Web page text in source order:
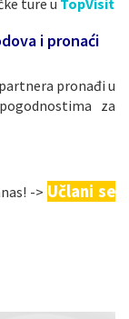
i pronaći
pronađi u
za
-> Učlani se